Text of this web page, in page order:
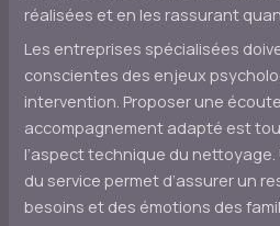
réalisées et en les rassurant
Les entreprises spécialisées
conscientes des enjeux
intervention. Proposer une
accompagnement adapté est
l’aspect technique du
du service permet d’assurer un
besoins et des émotions des